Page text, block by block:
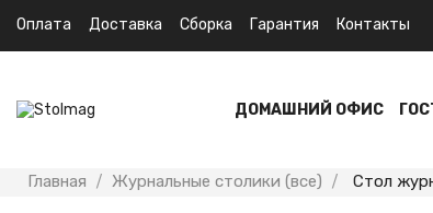
Оплата Доставка Сборка Гарантия Контакты
ДОМАШНИЙ ОФИС
Главная Журнальные столики (все) Стол